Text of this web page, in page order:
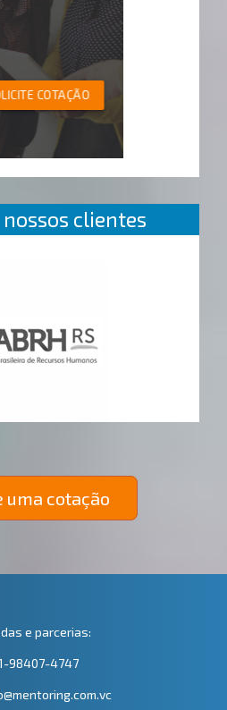
COTAÇÃO
clientes
uma cotação
e parcerias:
98407-4747